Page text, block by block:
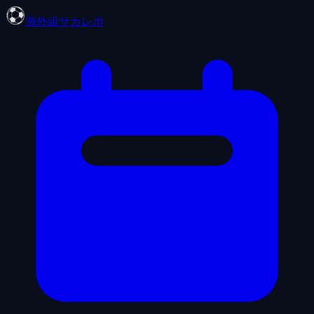
海外組サカレポ